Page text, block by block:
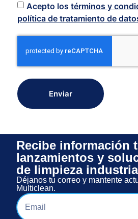
Acepto los términos y
política de tratamiento de
Enviar
Recibe información
lanzamientos y
de limpieza
Déjanos tu correo y mantente
Multiclean.